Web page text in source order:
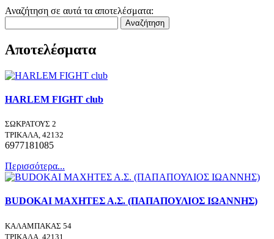
Αναζήτηση σε αυτά τα αποτελέσματα:
Αναζήτηση
Αποτελέσματα
HARLEM FIGHT club
ΣΩΚΡΑΤΟΥΣ 2
ΤΡΙΚΑΛΑ, 42132
6977181085
Περισσότερα...
BUDOKAI ΜΑΧΗΤΕΣ Α.Σ. (ΠΑΠΑΠΟΥΛΙΟΣ ΙΩΑΝΝΗΣ)
ΚΑΛΑΜΠΑΚΑΣ 54
ΤΡΙΚΑΛΑ, 42131